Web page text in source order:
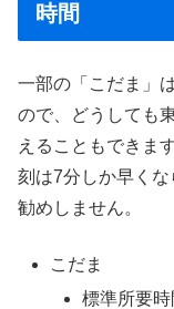
時間
一部の「こだま」
ので、どうしても
えることもできま
刻は7分しか早く
勧めしません。
こだま
標準所要